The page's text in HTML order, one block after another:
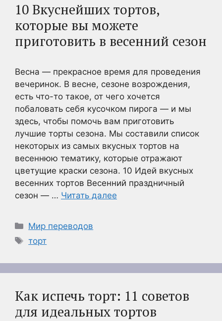
10 Вкуснейших тортов,
которые вы можете
приготовить в весенний сезон
Весна — прекрасное время для проведения
вечеринок. В весне, сезоне возрождения,
есть что-то такое, от чего хочется
побаловать себя кусочком пирога — и мы
здесь, чтобы помочь вам приготовить
лучшие торты сезона. Мы составили список
некоторых из самых вкусных тортов на
весеннюю тематику, которые отражают
цветущие краски сезона. 10 Идей вкусных
весенних тортов Весенний праздничный
сезон — … Читать далее
Рубрики
Мир переводов
Метки
торт
Как испечь торт: 11 советов
для идеальных тортов